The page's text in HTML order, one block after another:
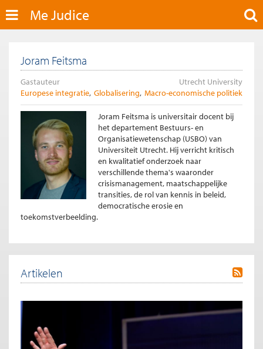
Me Judice
Joram Feitsma
Gastauteur
Utrecht University
Europese integratie Globalisering Macro-economische politiek
Joram Feitsma is universitair docent bij
het departement Bestuurs- en
Organisatiewetenschap (USBO) van
Universiteit Utrecht. Hij verricht kritisch
en kwalitatief onderzoek naar
verschillende thema's waaronder
crisismanagement, maatschappelijke
transities, de rol van kennis in beleid,
democratische erosie en
toekomstverbeelding.
Artikelen